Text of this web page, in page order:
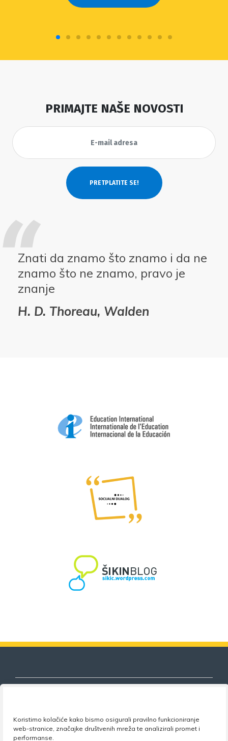
Koristimo kolačiće kako bismo osigurali pravilno funkcioniranje
web-stranice, značajke društvenih mreža te analizirali promet i
performanse.
PRIMAJTE NAŠE NOVOSTI
Znati da znamo što znamo i da ne
znamo što ne znamo, pravo je
znanje
H. D. Thoreau, Walden
Nezavisni sindikat znanosti i visokog
obrazovanja